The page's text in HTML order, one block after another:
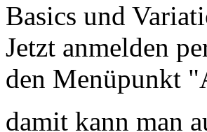
Basics und
Jetzt anmelden
den Menüpunkt
damit kann man